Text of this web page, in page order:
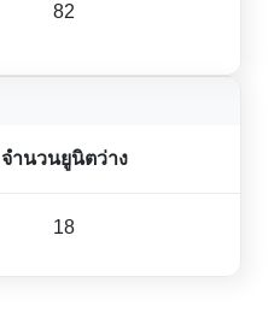
82
จำนวนยูนิตว่าง
18